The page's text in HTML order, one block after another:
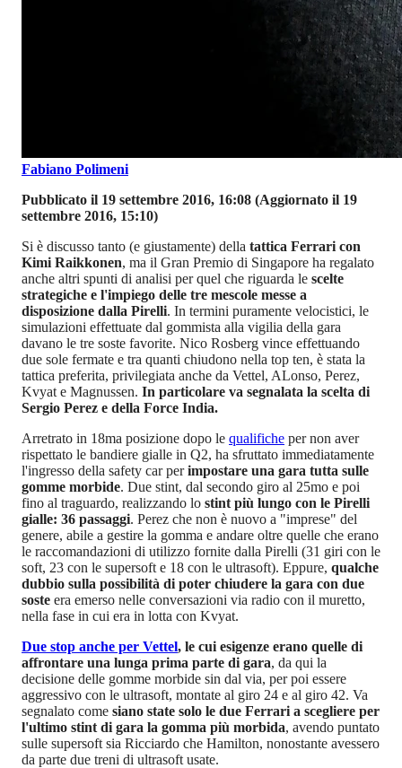
Fabiano Polimeni
Pubblicato il 19 settembre 2016, 16:08 (Aggiornato il 19
settembre 2016, 15:10)
Si è discusso tanto (e giustamente) della tattica Ferrari con
Kimi Raikkonen, ma il Gran Premio di Singapore ha regalato
anche altri spunti di analisi per quel che riguarda le scelte
strategiche e l'impiego delle tre mescole messe a
disposizione dalla Pirelli. In termini puramente velocistici, le
simulazioni effettuate dal gommista alla vigilia della gara
davano le tre soste favorite. Nico Rosberg vince effettuando
due sole fermate e tra quanti chiudono nella top ten, è stata la
tattica preferita, privilegiata anche da Vettel, ALonso, Perez,
Kvyat e Magnussen. In particolare va segnalata la scelta di
Sergio Perez e della Force India.
Arretrato in 18ma posizione dopo le qualifiche per non aver
rispettato le bandiere gialle in Q2, ha sfruttato immediatamente
l'ingresso della safety car perimpostare una gara tutta sulle
gomme morbide. Due stint, dal secondo giro al 25mo e poi
fino al traguardo, realizzando lo stint più lungo con le Pirelli
gialle: 36 passaggi. Perez che non è nuovo a "imprese" del
genere, abile a gestire la gomma e andare oltre quelle che erano
le raccomandazioni di utilizzo fornite dalla Pirelli (31 giri con le
soft, 23 con le supersoft e 18 con le ultrasoft). Eppure, qualche
dubbio sulla possibilità di poter chiudere la gara con due
soste era emerso nelle conversazioni via radio con il muretto,
nella fase in cui era in lotta con Kvyat.
Due stop anche per Vettel, le cui esigenze erano quelle di
affrontare una lunga prima parte di gara, da qui la
decisione delle gomme morbide sin dal via, per poi essere
aggressivo con le ultrasoft, montate al giro 24 e al giro 42. Va
segnalato come siano state solo le due Ferrari a scegliere per
l'ultimo stint di gara la gomma più morbida, avendo puntato
sulle supersoft sia Ricciardo che Hamilton, nonostante avessero
da parte due treni di ultrasoft usate.